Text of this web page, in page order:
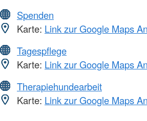
Spenden
Karte: Link zur Google Maps
Tagespflege
Karte: Link zur Google Maps
Therapiehundearbeit
Karte: Link zur Google Maps